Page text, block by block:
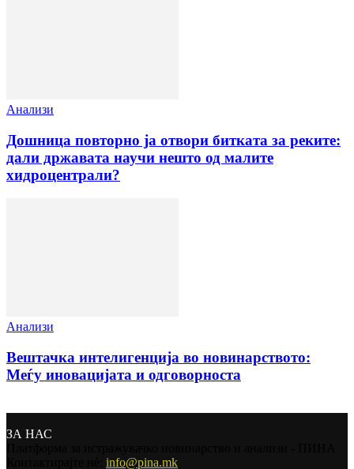
Анализи
Дошница повторно ја отвори битката за реките:
дали државата научи нешто од малите
хидроцентрали?
Анализи
Вештачка интелигенција во новинарството:
Меѓу иновацијата и одговорноста
ЗА НАС
info@pina.mk